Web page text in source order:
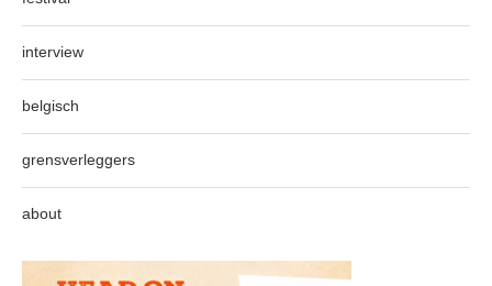
interview
belgisch
grensverleggers
about